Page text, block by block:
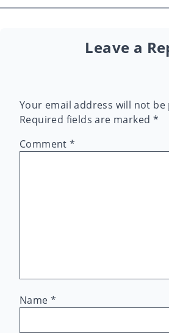
Leave a
Your email address will not be
Required fields are marked *
Comment*
Name *